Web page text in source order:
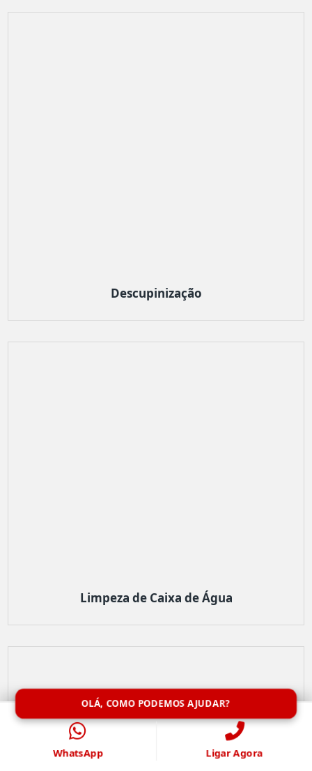
Descupinização
Limpeza de Caixa de Água
OLÁ, COMO PODEMOS AJUDAR?
WhatsApp Ligar Agora